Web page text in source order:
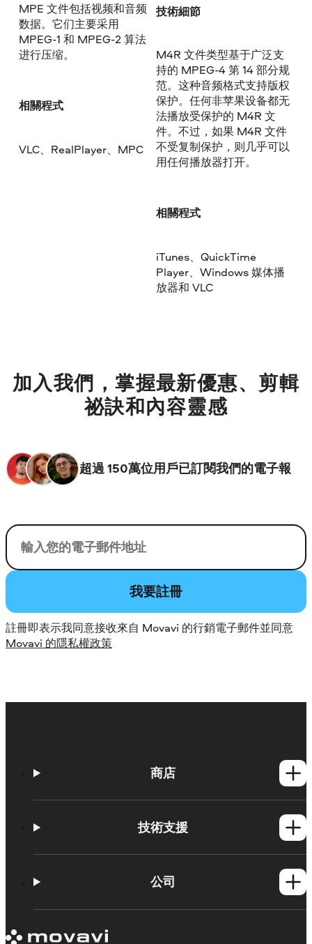
MPE 文件包括视频和音频
数据。它们主要采用
MPEG-1 和 MPEG-2 算法
进行压缩。
相關程式
VLC、RealPlayer、MPC
技術細節
M4R 文件类型基于广泛支
持的 MPEG-4 第 14 部分规
范。这种音频格式支持版权
保护。任何非苹果设备都无
法播放受保护的 M4R 文
件。不过，如果 M4R 文件
不受复制保护，则几乎可以
用任何播放器打开。
相關程式
iTunes、QuickTime
Player、Windows 媒体播
放器和 VLC
加入我們，掌握最新優惠、剪輯
祕訣和內容靈感
超過 150萬位用戶已訂閱我們的電子報
您的電子郵件
我要註冊
註冊即表示我同意接收來自 Movavi 的行銷電子郵件並同意
Movavi 的隱私權政策
商店
Mac產品
技術支援
學習平台
取消訂閱
公司
客戶評價